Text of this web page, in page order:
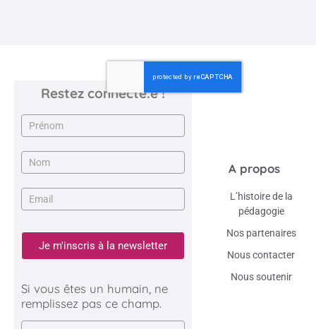
Restez connecté.e !
Newsletter
Je m'inscris à la newsletter
Si vous êtes un humain, ne
remplissez pas ce champ.
A propos
L’histoire de la
pédagogie
Nos partenaires
Nous contacter
Nous soutenir